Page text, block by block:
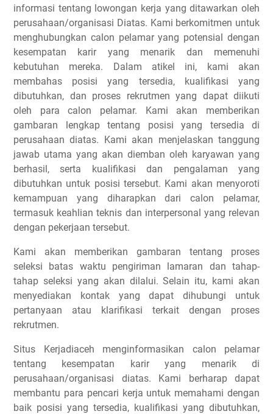
informasi tentang lowongan kerja yang ditawarkan oleh
perusahaan/organisasi Diatas. Kami berkomitmen untuk
menghubungkan calon pelamar yang potensial dengan
kesempatan karir yang menarik dan memenuhi
kebutuhan mereka. Dalam atikel ini, kami akan
membahas posisi yang tersedia, kualifikasi yang
dibutuhkan, dan proses rekrutmen yang dapat diikuti
oleh para calon pelamar. Kami akan memberikan
gambaran lengkap tentang posisi yang tersedia di
perusahaan diatas. Kami akan menjelaskan tanggung
jawab utama yang akan diemban oleh karyawan yang
berhasil, serta kualifikasi dan pengalaman yang
dibutuhkan untuk posisi tersebut. Kami akan menyoroti
kemampuan yang diharapkan dari calon pelamar,
termasuk keahlian teknis dan interpersonal yang relevan
dengan pekerjaan tersebut.
Kami akan memberikan gambaran tentang proses
seleksi batas waktu pengiriman lamaran dan tahap-
tahap seleksi yang akan dilalui. Selain itu, kami akan
menyediakan kontak yang dapat dihubungi untuk
pertanyaan atau klarifikasi terkait dengan proses
rekrutmen.
Situs Kerjadiaceh menginformasikan calon pelamar
tentang kesempatan karir yang menarik di
perusahaan/organisasi diatas. Kami berharap dapat
membantu para pencari kerja untuk memahami dengan
baik posisi yang tersedia, kualifikasi yang dibutuhkan,